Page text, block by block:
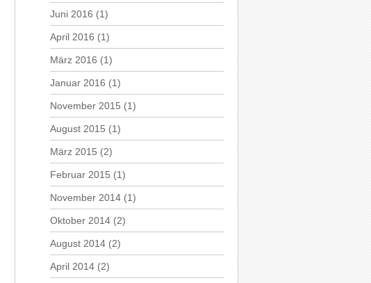
Juni 2016 (1)
April 2016 (1)
März 2016 (1)
Januar 2016 (1)
November 2015 (1)
August 2015 (1)
März 2015 (2)
Februar 2015 (1)
November 2014 (1)
Oktober 2014 (2)
August 2014 (2)
April 2014 (2)